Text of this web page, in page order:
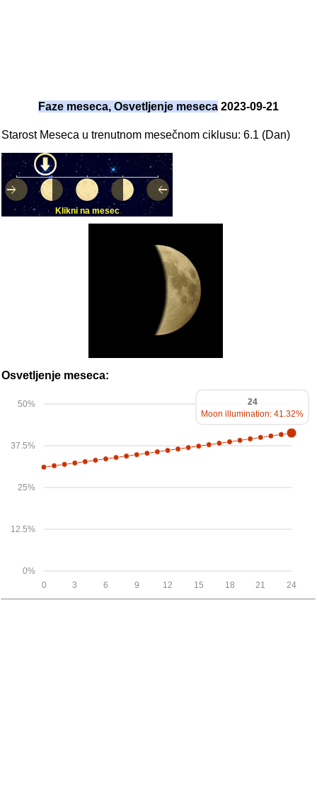
Faze meseca, Osvetljenje meseca 2023-09-21
Starost Meseca u trenutnom mesečnom ciklusu: 6.1 (Dan)
Klikni na mesec
Osvetljenje meseca:
0%
12.5%
25%
37.5%
50%
24
21
18
15
12
9
6
3
0
24
Moon illumination: 41.32%